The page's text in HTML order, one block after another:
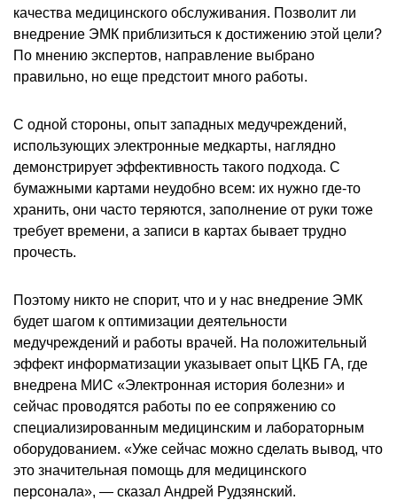
качества медицинского обслуживания. Позволит ли
внедрение ЭМК приблизиться к достижению этой цели?
По мнению экспертов, направление выбрано
правильно, но еще предстоит много работы.
С одной стороны, опыт западных медучреждений,
использующих электронные медкарты, наглядно
демонстрирует эффективность такого подхода. С
бумажными картами неудобно всем: их нужно где-то
хранить, они часто теряются, заполнение от руки тоже
требует времени, а записи в картах бывает трудно
прочесть.
Поэтому никто не спорит, что и у нас внедрение ЭМК
будет шагом к оптимизации деятельности
медучреждений и работы врачей. На положительный
эффект информатизации указывает опыт ЦКБ ГА, где
внедрена МИС «Электронная история болезни» и
сейчас проводятся работы по ее сопряжению со
специализированным медицинским и лабораторным
оборудованием. «Уже сейчас можно сделать вывод, что
это значительная помощь для медицинского
персонала», — сказал Андрей Рудзянский.